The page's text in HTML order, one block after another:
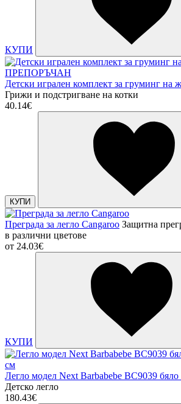
КУПИ
ПРЕПОРЪЧАН
Детски игрален комплект за груминг на
Грижи и подстригване на котки
40.14€
КУПИ
Преграда за легло Cangaroo Защитна
в различни цветове
от 24.03€
КУПИ
Легло модел Next Barbabebe BC9039
Детско легло
180.43€